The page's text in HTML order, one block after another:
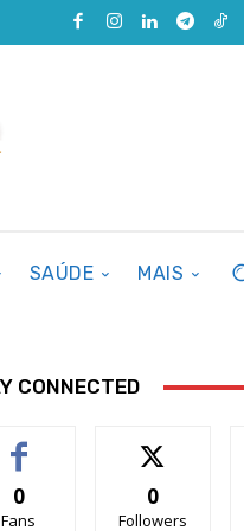
SAÚDE MAIS
CONNECTED
0
Fans
0
Followers